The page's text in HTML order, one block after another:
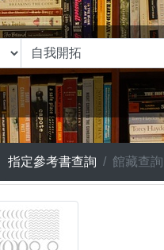
指定參考書查詢 館藏查詢